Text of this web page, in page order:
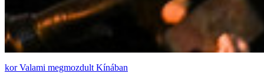
Valami megmozdult Kínában